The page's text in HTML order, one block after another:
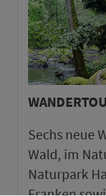
Sechs neue
Wald, im
Naturpark